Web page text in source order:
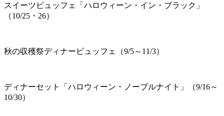
スイーツビュッフェ「ハロウィーン・イン・ブラック」
（10/25・26）
秋の収穫祭ディナービュッフェ（9/5～11/3）
ディナーセット「ハロウィーン・ノーブルナイト」（9/16～
10/30）